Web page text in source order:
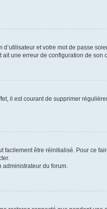
et votre mot de passe
une erreur de configuration de son
il est courant de supprimer
être réinitialisé. Pour ce
administrateur du forum.